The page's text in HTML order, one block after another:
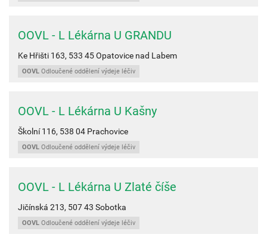
OOVL - L Lékárna U GRANDU
Ke Hřišti 163, 533 45Opatovice nad Labem
OOVL Odloučené oddělení výdeje léčiv
OOVL - L Lékárna U Kašny
Školní 116, 538 04 Prachovice
OOVL Odloučené oddělení výdeje léčiv
OOVL - L Lékárna U Zlaté číše
Jičínská 213, 507 43 Sobotka
OOVL Odloučené oddělení výdeje léčiv